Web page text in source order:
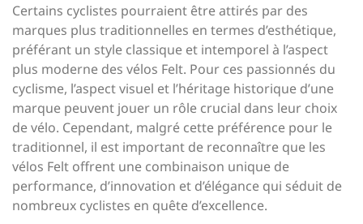
Certains cyclistes pourraient être attirés par des
marques plus traditionnelles en termes d’esthétique,
préférant un style classique et intemporel à l’aspect
plus moderne des vélos Felt. Pour ces passionnés du
cyclisme, l’aspect visuel et l’héritage historique d’une
marque peuvent jouer un rôle crucial dans leur choix
de vélo. Cependant, malgré cette préférence pour le
traditionnel, il est important de reconnaître que les
vélos Felt offrent une combinaison unique de
performance, d’innovation et d’élégance qui séduit de
nombreux cyclistes en quête d’excellence.